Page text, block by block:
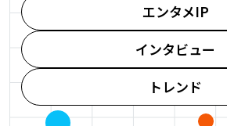
エンタメIP
インタビュー
トレンド